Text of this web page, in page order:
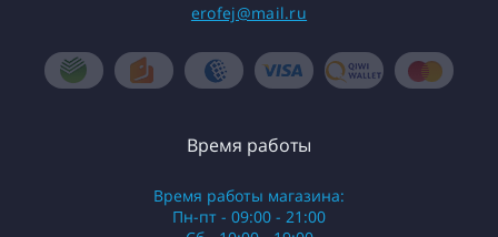
erofej@mail.ru
Время работы
Время работы магазина:
Пн-пт - 09:00 - 21:00